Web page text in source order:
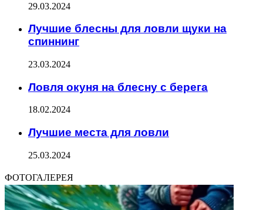
29.03.2024
Лучшие блесны для ловли щуки на
спиннинг
23.03.2024
Ловля окуня на блесну с берега
18.02.2024
Лучшие места для ловли
25.03.2024
ФОТОГАЛЕРЕЯ